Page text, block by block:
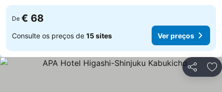
De € 68
Consulte os preços de 15 sites Ver preços
Partilhar